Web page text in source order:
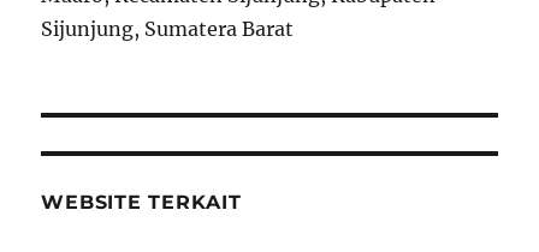
Sijunjung, Sumatera Barat
WEBSITE TERKAIT